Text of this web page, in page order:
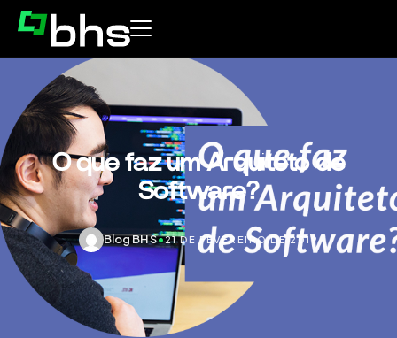
O que faz um Arquiteto de
Software?
Blog BHS•21 DE FEVEREIRO DE 2019